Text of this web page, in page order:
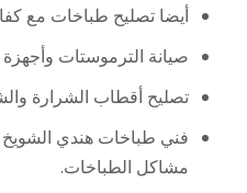
أيضا تصليح طباخات مع
صيانة الترموستات
تصليح أقطاب الشرارة
فني طباخات هندي الشويخ
مشاكل الطباخات.